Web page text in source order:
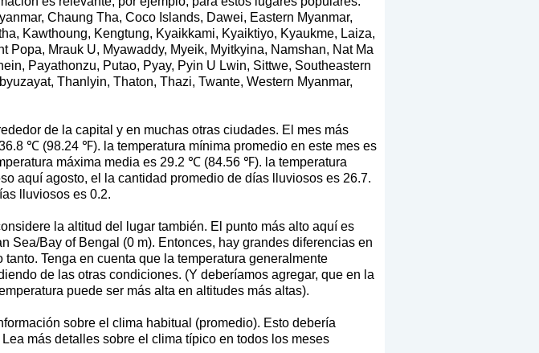
Chaung Tha, Coco Islands, Dawei, Eastern Myanmar,
Kawthoung, Kengtung, Kyaikkami, Kyaiktiyo, Kyaukme, Laiza,
Popa, Mrauk U, Myawaddy, Myeik, Myitkyina, Namshan, Nat Ma
Payathonzu, Putao, Pyay, Pyin U Lwin, Sittwe, Southeastern
Thanlyin, Thaton, Thazi, Twante, Western Myanmar,
de la capital y en muchas otras ciudades. El mes más
℃ (98.24 ℉). la temperatura mínima promedio en este mes es
máxima media es 29.2 ℃ (84.56 ℉). la temperatura
aquí agosto, el la cantidad promedio de días lluviosos es 26.7.
lluviosos es 0.2.
la altitud del lugar también. El punto más alto aquí es
Sea/Bay of Bengal (0 m). Entonces, hay grandes diferencias en
Tenga en cuenta que la temperatura generalmente
de las otras condiciones. (Y deberíamos agregar, que en la
puede ser más alta en altitudes más altas).
sobre el clima habitual (promedio). Esto debería
más detalles sobre el clima típico en todos los meses